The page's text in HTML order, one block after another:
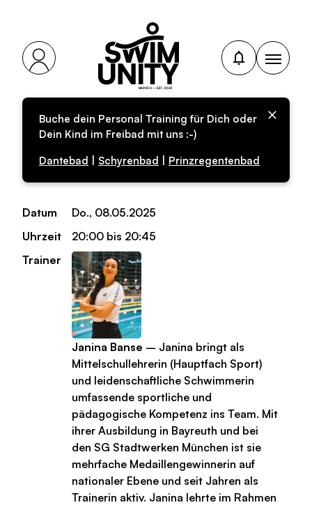
Buche dein Personal Training für Dich oder
Dein Kind im Freibad mit uns :-)
Dantebad
Schyrenbad Prinzregentenbad
Personal-Training für
Erwachsene
Datum
Do., 08.05.2025
Uhrzeit
20:00 bis 20:45
Trainer
Janina Banse – Janina bringt als
Mittelschullehrerin (Hauptfach Sport)
und leidenschaftliche Schwimmerin
umfassende sportliche und
pädagogische Kompetenz ins Team. Mit
ihrer Ausbildung in Bayreuth und bei
den SG Stadtwerken München ist sie
mehrfache Medaillengewinnerin auf
nationaler Ebene und seit Jahren als
Trainerin aktiv. Janina lehrte im Rahmen